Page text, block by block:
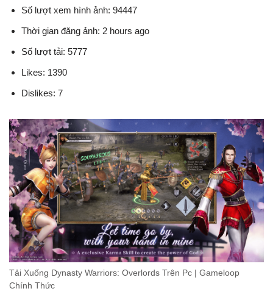
Số lượt xem hình ảnh: 94447
Thời gian đăng ảnh: 2 hours ago
Số lượt tải: 5777
Likes: 1390
Dislikes: 7
Tải Xuống Dynasty Warriors: Overlords Trên Pc | Gameloop
Chính Thức